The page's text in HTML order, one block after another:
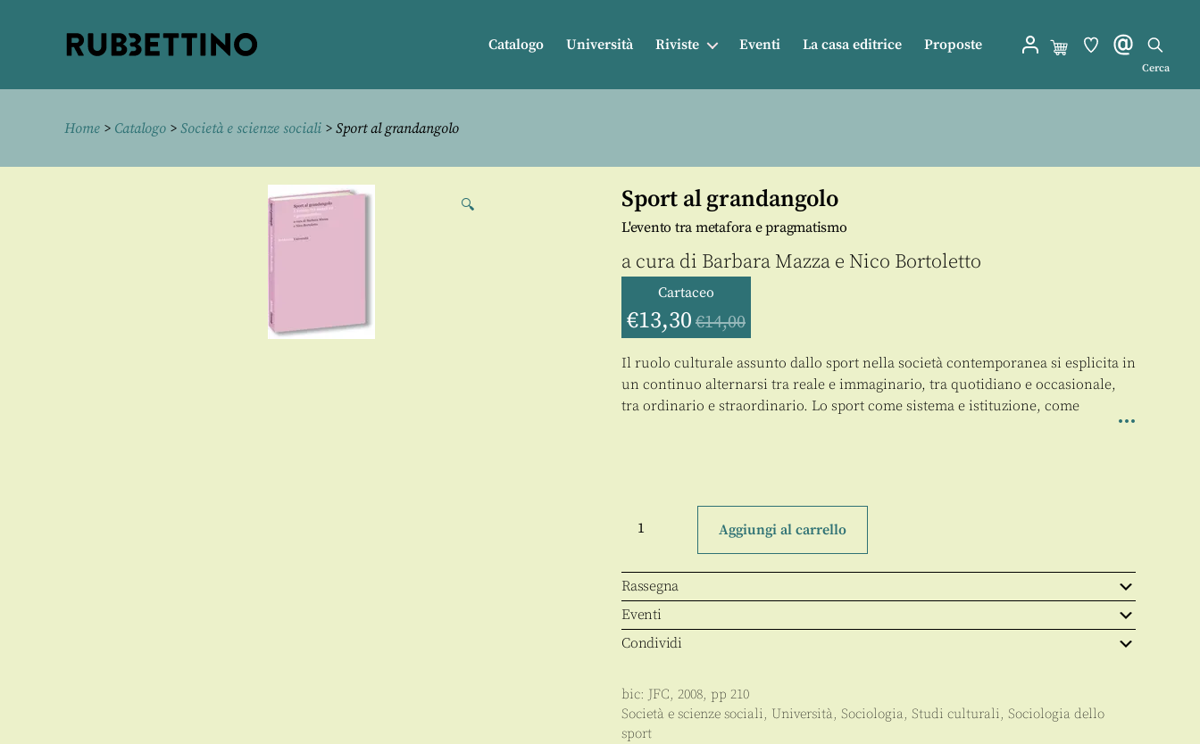
Catalogo Università Riviste Eventi La casa editrice Proposte
Cerca
Home > Catalogo > Società e scienze sociali > Sport al grandangolo
🔍 Sport al grandangolo
L'evento tra metafora e pragmatismo
a cura di Barbara Mazza e Nico Bortoletto
Cartaceo
€13,30 €14,00
Il ruolo culturale assunto dallo sport nella società contemporanea si esplicita in
un continuo alternarsi tra reale e immaginario, tra quotidiano e occasionale,
tra ordinario e straordinario. Lo sport come sistema e istituzione, come
Aggiungi al carrello
Rassegna
Eventi
Condividi
bic: JFC, 2008, pp 210
Società e scienze sociali, Università, Sociologia, Studi culturali, Sociologia dello
sport